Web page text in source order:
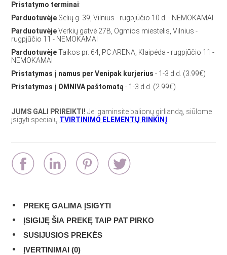
Pristatymo terminai:
Parduotuvėje Sėlių g. 39, Vilnius - rugpjūčio 10 d. - NEMOKAMAI
ParduotuvėjeVerkių gatvė 27B, Ogmios miestelis, Vilnius -
rugpjūčio 11 - NEMOKAMAI
ParduotuvėjeTaikos pr. 64, PC ARENA, Klaipėda - rugpjūčio 11 -
NEMOKAMAI
Pristatymas į namus per Venipak kurjerius - 1-3 d.d. (3.99€)
Pristatymas į OMNIVA paštomatą- 1-3 d.d. (2.99€)
JUMS GALI PRIREIKTI! Jei gaminsite balionų girliandą, siūlome
įsigyti specialų TVIRTINIMO ELEMENTŲ RINKINĮ
PREKĘ GALIMA ĮSIGYTI
ĮSIGIJĘ ŠIA PREKĘ TAIP PAT PIRKO
SUSIJUSIOS PREKĖS
ĮVERTINIMAI (0)